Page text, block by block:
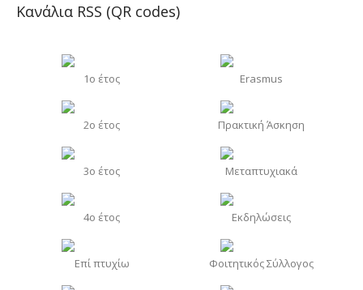
Κανάλια RSS (QR codes)
1o έτος Erasmus
2o έτος Πρακτική Άσκηση
3o έτος Μεταπτυχιακά
4o έτος Εκδηλώσεις
Επί πτυχίω Φοιτητικός Σύλλογος